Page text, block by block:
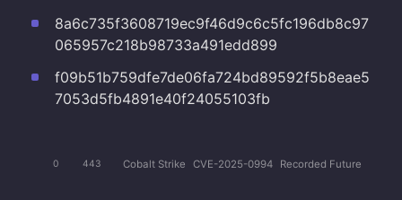
8a6c735f3608719ec9f46d9c6c5fc196db8c97
065957c218b98733a491edd899
f09b51b759dfe7de06fa724bd89592f5b8eae5
7053d5fb4891e40f24055103fb
0 443 Cobalt Strike CVE-2025-0994 Recorded Future